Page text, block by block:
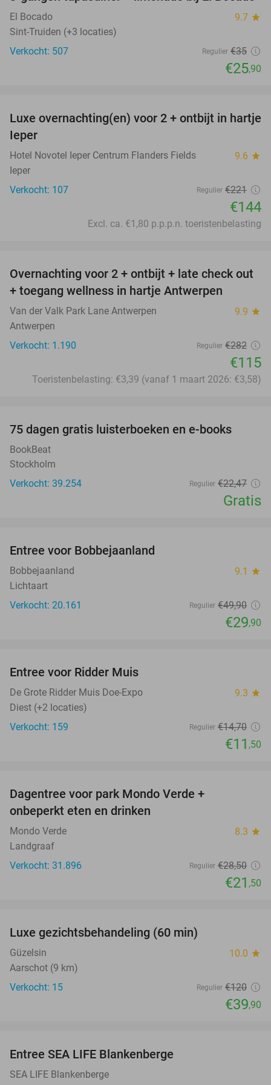
El Bocado 9.7 star
Sint-Truiden (+3 locaties)
Verkocht: 507
Regulier €35
€25,90
35%
Luxe overnachting(en) voor 2 + ontbijt in hartje
Ieper
Hotel Novotel Ieper Centrum Flanders Fields 9.6 star
Ieper
Verkocht: 107
Regulier €221
€144
Excl. ca. €1,80 p.p.p.n. toeristenbelasting
59%
Overnachting voor 2 + ontbijt + late check out
+ toegang wellness in hartje Antwerpen
Van der Valk Park Lane Antwerpen 9.9 star
Antwerpen
Verkocht: 1.190
Regulier €282
€115
Toeristenbelasting: €3,39 (vanaf 1 maart 2026: €3,58)
75 dagen gratis luisterboeken en e-books
BookBeat
Stockholm
Verkocht: 39.254
Regulier €22,47
Gratis
Entree voor Bobbejaanland
Bobbejaanland 9.1 star
Lichtaart
Verkocht: 20.161
Regulier €49,90
€29,90
Entree voor Ridder Muis
De Grote Ridder Muis Doe-Expo 9.3 star
Diest (+2 locaties)
Verkocht: 159
Regulier €14,70
€11 ,50
Dagentree voor park Mondo Verde +
onbeperkt eten en drinken
Mondo Verde 8.3 star
Landgraaf
Verkocht: 31.896
Regulier €28,50
€21 ,50
Luxe gezichtsbehandeling (60 min)
Güzelsin 10.0 star
Aarschot (9 km)
Verkocht: 15
Regulier €120
€39,90
Entree SEA LIFE Blankenberge
SEA LIFE Blankenberge